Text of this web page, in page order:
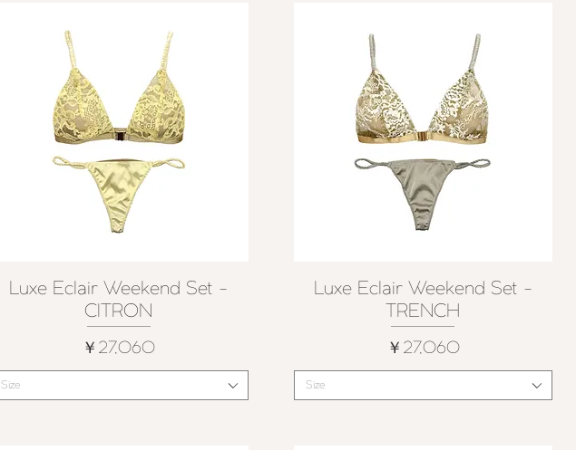
クイックビュー
Luxe Eclair Weekend Set -
CITRON
価格
￥27,060
Size
クイックビュー
Luxe Eclair Weekend Set -
TRENCH
価格
￥27,060
Size